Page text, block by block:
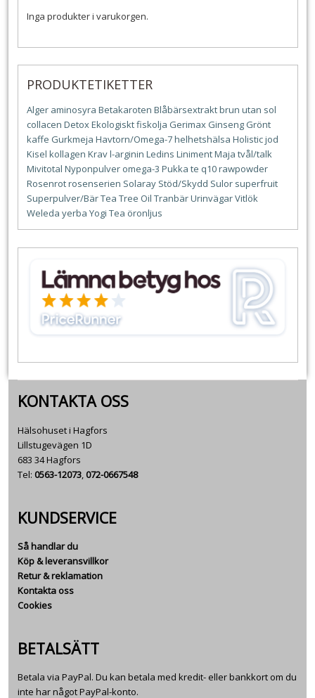
Inga produkter i varukorgen.
PRODUKTETIKETTER
Alger aminosyra Betakaroten Blåbärsextraktbrun utan sol
collacen DetoxEkologisktfiskolja Gerimax Ginseng Grönt
kaffe Gurkmeja Havtorn/Omega-7helhetshälsa Holisticjod
Kisel kollagen Kravl-arginin Ledins LinimentMaja tvål/talk
Mivitotal Nyponpulver omega-3 Pukka te q10rawpowder
Rosenrotrosenserien Solaray Stöd/Skydd Sulor superfruit
Superpulver/BärTea Tree Oil TranbärUrinvägarVitlök
Weleda yerba Yogi Tea öronljus
KONTAKTA OSS
Hälsohuset i Hagfors
Lillstugevägen 1D
683 34 Hagfors
Tel: 0563-12073,072-0667548
KUNDSERVICE
Så handlar du
Köp & leveransvillkor
Retur & reklamation
Kontakta oss
Cookies
BETALSÄTT
Betala via PayPal. Du kan betala med kredit- eller bankkort om du
inte har något PayPal-konto.